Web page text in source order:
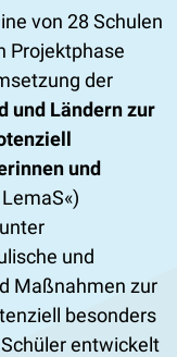
von 28 Schulen
Projektphase
der
und Ländern zur
und
und
Maßnahmen zur
besonders
entwickelt